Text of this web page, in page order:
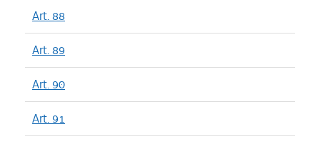
Art. 88
Art. 89
Art. 90
Art. 91